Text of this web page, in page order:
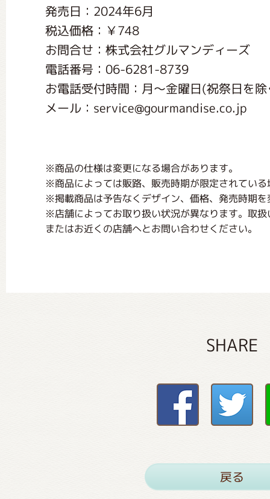
発売日：2024年6月
税込価格：￥748
お問合せ：株式会社グルマンディーズ
電話番号：06-6281-8739
お電話受付時間：月〜金曜日(祝祭日を
メール：service@gourmandise.co.jp
※商品の仕様は変更になる場合があります。
※商品によっては販路、販売時期が限定されてい
※掲載商品は予告なくデザイン、価格、発売時期
※店舗によってお取り扱い状況が異なります。取
またはお近くの店舗へとお問い合わせください。
SHARE
戻る
くまのがっこう 家庭科部